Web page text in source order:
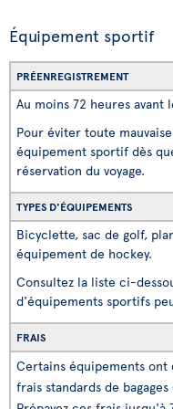
Équipement sportif
PRÉENREGISTREMENT
Au moins 72 heures
Pour éviter toute
équipement sportif dès
réservation du voyage.
TYPES D'ÉQUIPEMENTS
Bicyclette, sac de golf,
équipement de hockey.
Consultez la liste ci-
d'équipements sportifs
FRAIS
Certains équipements ont
frais standards de